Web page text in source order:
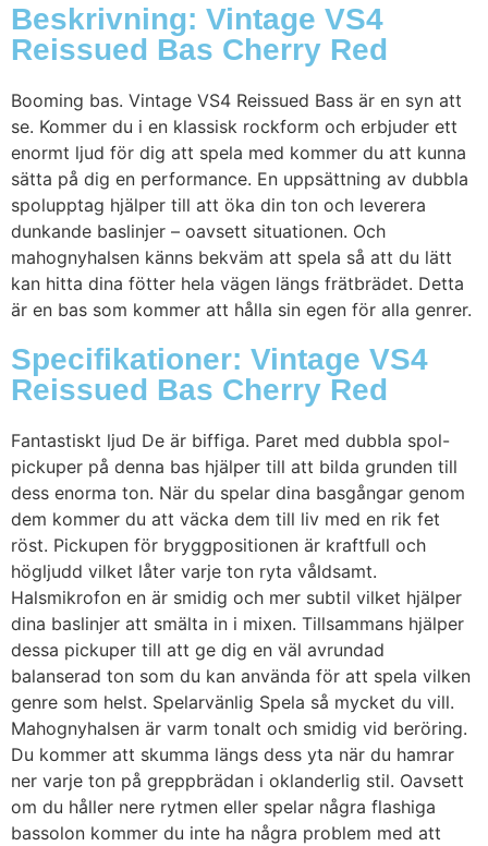
Beskrivning: Vintage VS4
Reissued Bas Cherry Red
Booming bas. Vintage VS4 Reissued Bass är en syn att
se. Kommer du i en klassisk rockform och erbjuder ett
enormt ljud för dig att spela med kommer du att kunna
sätta på dig en performance. En uppsättning av dubbla
spolupptag hjälper till att öka din ton och leverera
dunkande baslinjer – oavsett situationen. Och
mahognyhalsen känns bekväm att spela så att du lätt
kan hitta dina fötter hela vägen längs frätbrädet. Detta
är en bas som kommer att hålla sin egen för alla genrer.
Specifikationer: Vintage VS4
Reissued Bas Cherry Red
Fantastiskt ljud De är biffiga. Paret med dubbla spol-
pickuper på denna bas hjälper till att bilda grunden till
dess enorma ton. När du spelar dina basgångar genom
dem kommer du att väcka dem till liv med en rik fet
röst. Pickupen för bryggpositionen är kraftfull och
högljudd vilket låter varje ton ryta våldsamt.
Halsmikrofon en är smidig och mer subtil vilket hjälper
dina baslinjer att smälta in i mixen. Tillsammans hjälper
dessa pickuper till att ge dig en väl avrundad
balanserad ton som du kan använda för att spela vilken
genre som helst. Spelarvänlig Spela så mycket du vill.
Mahognyhalsen är varm tonalt och smidig vid beröring.
Du kommer att skumma längs dess yta när du hamrar
ner varje ton på greppbrädan i oklanderlig stil. Oavsett
om du håller nere rytmen eller spelar några flashiga
bassolon kommer du inte ha några problem med att